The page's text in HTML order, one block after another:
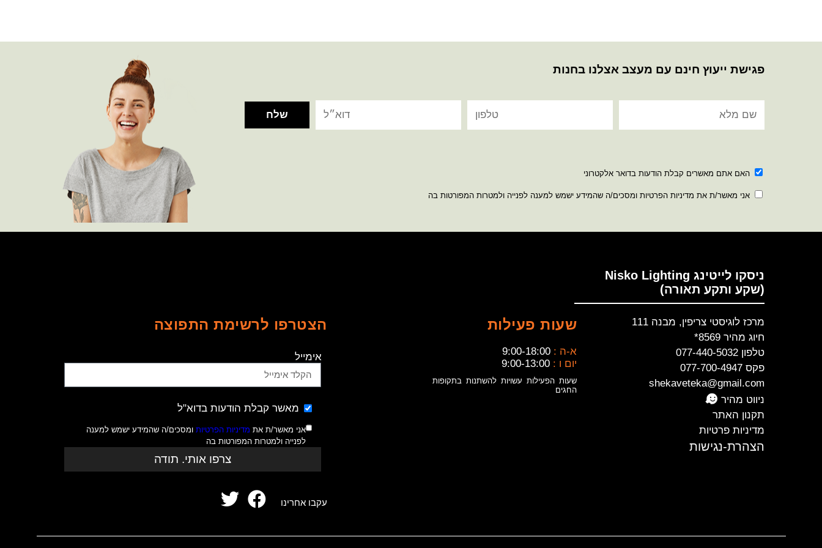
פגישת ייעוץ חינם עם מעצב אצלנו בחנות
האם אתם מאשרים קבלת הודעות בדואר אלקטרוני
אני מאשר/ת את מדיניות הפרטיות ומסכים/ה שהמידע ישמש למענה לפנייה ולמטרות המפורטות בה
ניסקו לייטינג Nisko Lighting
(שקע ותקע תאורה)
מרכז לוגיסטי צריפין, מבנה 111
חיוג מהיר 8569*
טלפון 077-440-5032
פקס 077-700-4947
shekaveteka@gmail.com
ניווט מהיר
תקנון האתר
מדיניות פרטיות
הצהרת-נגישות
שעות פעילות
א-ה : 9:00-18:00
יום ו : 9:00-13:00
שעות הפעילות עשויות להשתנות בתקופות
החגים
הצטרפו לרשימת התפוצה
אימייל
מאשר קבלת הודעות בדוא"ל
אני מאשר/ת את מדיניות הפרטיותומסכים/ה שהמידע ישמש למענה
לפנייה ולמטרות המפורטות בה
צרפו אותי. תודה
עקבו אחרינו